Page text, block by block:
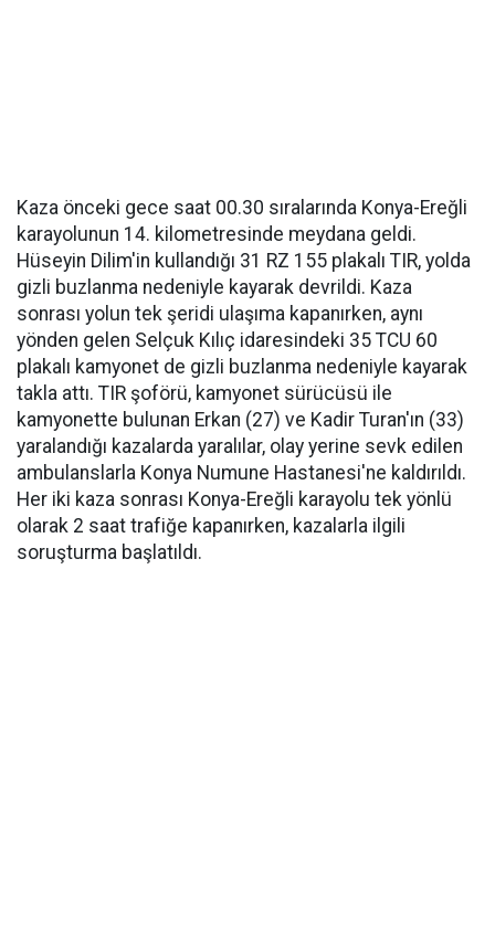
Kaza önceki gece saat 00.30 sıralarında Konya-Ereğli
karayolunun 14. kilometresinde meydana geldi.
Hüseyin Dilim'in kullandığı 31 RZ 155 plakalı TIR, yolda
gizli buzlanma nedeniyle kayarak devrildi. Kaza
sonrası yolun tek şeridi ulaşıma kapanırken, aynı
yönden gelen Selçuk Kılıç idaresindeki 35 TCU 60
plakalı kamyonet de gizli buzlanma nedeniyle kayarak
takla attı. TIR şoförü, kamyonet sürücüsü ile
kamyonette bulunan Erkan (27) ve Kadir Turan'ın (33)
yaralandığı kazalarda yaralılar, olay yerine sevk edilen
ambulanslarla Konya Numune Hastanesi'ne kaldırıldı.
Her iki kaza sonrası Konya-Ereğli karayolu tek yönlü
olarak 2 saat trafiğe kapanırken, kazalarla ilgili
soruşturma başlatıldı.